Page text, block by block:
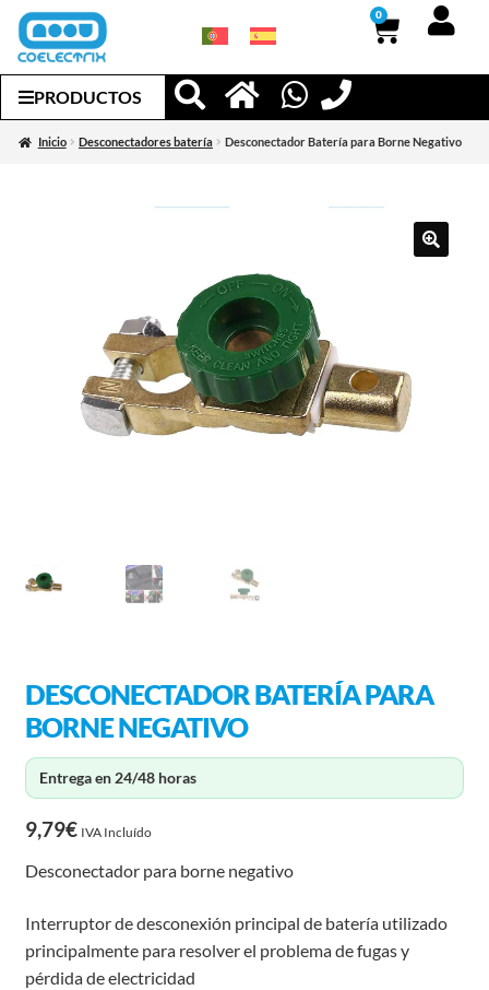
0
PRODUCTOS
Inicio Desconectadores batería Desconectador Batería para Borne Negativo
DESCONECTADOR BATERÍA PARA
BORNE NEGATIVO
Entrega en 24/48 horas
9,79€ IVA Incluído
Desconectador para borne negativo
Interruptor de desconexión principal de batería utilizado
principalmente para resolver el problema de fugas y
pérdida de electricidad